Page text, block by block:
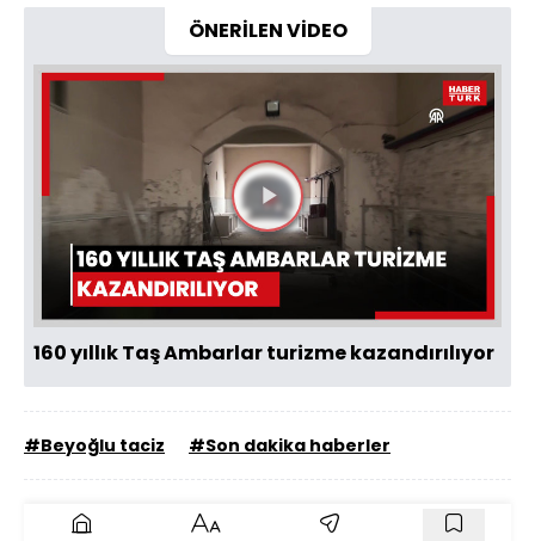
ÖNERİLEN VİDEO
Videoyu
Oynat
160 yıllık Taş Ambarlar turizme kazandırılıyor
#Beyoğlu taciz #Son dakika haberler